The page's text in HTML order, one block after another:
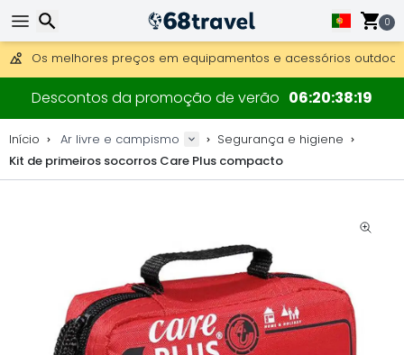
0
Overnight DHL Express também disponível.
30 dias para devolução, 90 dias para mapas de madeira e
Os melhores preços em equipamentos e acessórios outdoor.
Descontos da promoção de verão 06 20 38 19
Início Ar livre e campismo
Segurança e higiene
Kit de primeiros socorros Care Plus compacto
Pesquisar